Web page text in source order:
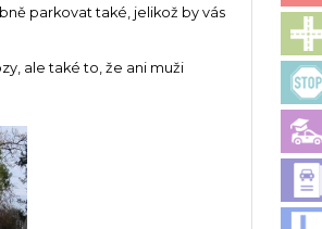
parkovat také, jelikož by vás
ale také to, že ani muži